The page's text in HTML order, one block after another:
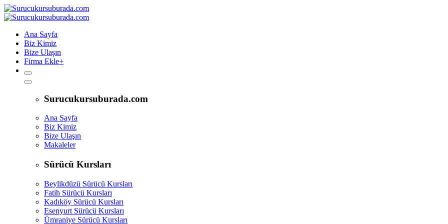
Ana Sayfa
Biz Kimiz
Bize Ulaşın
Firma Ekle+
Surucukursuburada.com
Ana Sayfa
Biz Kimiz
Bize Ulaşın
Makaleler
Sürücü Kursları
Beylikdüzü Sürücü Kursları
Fatih Sürücü Kursları
Kadıköy Sürücü Kursları
Esenyurt Sürücü Kursları
Ümraniye Sürücü Kursları